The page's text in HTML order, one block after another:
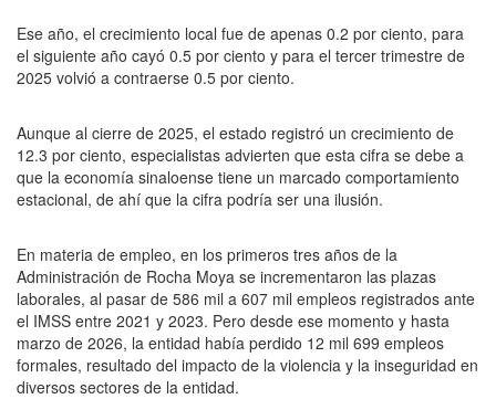
Ese año, el crecimiento local fue de apenas 0.2 por ciento, para
el siguiente año cayó 0.5 por ciento y para el tercer trimestre de
2025 volvió a contraerse 0.5 por ciento.
Aunque al cierre de 2025, el estado registró un crecimiento de
12.3 por ciento, especialistas advierten que esta cifra se debe a
que la economía sinaloense tiene un marcado comportamiento
estacional, de ahí que la cifra podría ser una ilusión.
En materia de empleo, en los primeros tres años de la
Administración de Rocha Moya se incrementaron las plazas
laborales, al pasar de 586 mil a 607 mil empleos registrados ante
el IMSS entre 2021 y 2023. Pero desde ese momento y hasta
marzo de 2026, la entidad había perdido 12 mil 699 empleos
formales, resultado del impacto de la violencia y la inseguridad en
diversos sectores de la entidad.